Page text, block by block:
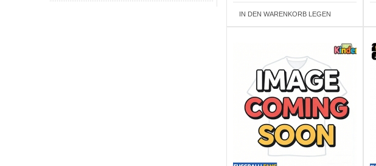
Kurzarm (+ Kurze Hosen)
IN DEN WARENKORB LEGEN